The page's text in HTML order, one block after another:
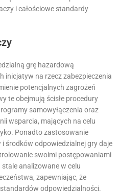
i całościowe standardy
grę hazardową
inicjatyw na rzecz zabezpieczenia
potencjalnych zagrożeń
te obejmują ścisłe procedury
samowyłączenia oraz
wsparcia, mających na celu
Ponadto zastosowanie
środków odpowiedzialnej gry daje
swoimi postępowaniami
analizowane w celu
zapewniając, że
odpowiedzialności.